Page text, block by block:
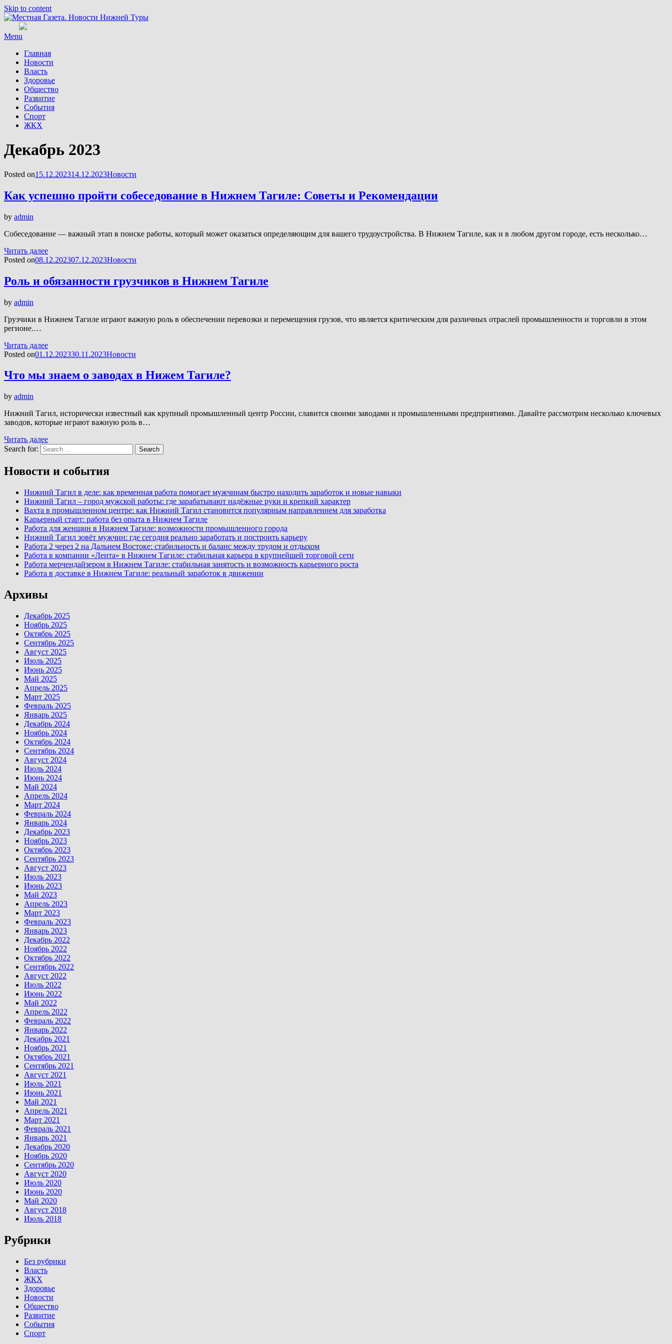
Skip to content
Menu
Главная
Новости
Власть
Здоровье
Общество
Развитие
События
Спорт
ЖКХ
Месяц
:
Декабрь 2023
Posted on15.12.202314.12.2023Новости
Как успешно пройти собеседование в Нижнем Тагиле: Советы и Рекомендации
by admin
Собеседование — важный этап в поиске работы, который может оказаться определяющим для вашего трудоустройства. В Нижнем Тагиле, как и в любом другом городе, есть несколько…
Читать далее
Posted on08.12.202307.12.2023Новости
Роль и обязанности грузчиков в Нижнем Тагиле
by admin
Грузчики в Нижнем Тагиле играют важную роль в обеспечении перевозки и перемещения грузов, что является критическим для различных отраслей промышленности и торговли в этом
регионе.…
Читать далее
Posted on01.12.202330.11.2023Новости
Что мы знаем о заводах в Нижем Тагиле?
by admin
Нижний Тагил, исторически известный как крупный промышленный центр России, славится своими заводами и промышленными предприятиями. Давайте рассмотрим несколько ключевых
заводов, которые играют важную роль в…
Читать далее
Search for:
Search
Новости и события
Нижний Тагил в деле: как временная работа помогает мужчинам быстро находить заработок и новые навыки
Нижний Тагил – город мужской работы: где зарабатывают надёжные руки и крепкий характер
Вахта в промышленном центре: как Нижний Тагил становится популярным направлением для заработка
Карьерный старт: работа без опыта в Нижнем Тагиле
Работа для женщин в Нижнем Тагиле: возможности промышленного города
Нижний Тагил зовёт мужчин: где сегодня реально заработать и построить карьеру
Работа 2 через 2 на Дальнем Востоке: стабильность и баланс между трудом и отдыхом
Работа в компании «Лента» в Нижнем Тагиле: стабильная карьера в крупнейшей торговой сети
Работа мерчендайзером в Нижнем Тагиле: стабильная занятость и возможность карьерного роста
Работа в доставке в Нижнем Тагиле: реальный заработок в движении
Архивы
Декабрь 2025
Ноябрь 2025
Октябрь 2025
Сентябрь 2025
Август 2025
Июль 2025
Июнь 2025
Май 2025
Апрель 2025
Март 2025
Февраль 2025
Январь 2025
Декабрь 2024
Ноябрь 2024
Октябрь 2024
Сентябрь 2024
Август 2024
Июль 2024
Июнь 2024
Май 2024
Апрель 2024
Март 2024
Февраль 2024
Январь 2024
Декабрь 2023
Ноябрь 2023
Октябрь 2023
Сентябрь 2023
Август 2023
Июль 2023
Июнь 2023
Май 2023
Апрель 2023
Март 2023
Февраль 2023
Январь 2023
Декабрь 2022
Ноябрь 2022
Октябрь 2022
Сентябрь 2022
Август 2022
Июль 2022
Июнь 2022
Май 2022
Апрель 2022
Февраль 2022
Январь 2022
Декабрь 2021
Ноябрь 2021
Октябрь 2021
Сентябрь 2021
Август 2021
Июль 2021
Июнь 2021
Май 2021
Апрель 2021
Март 2021
Февраль 2021
Январь 2021
Декабрь 2020
Ноябрь 2020
Сентябрь 2020
Август 2020
Июль 2020
Июнь 2020
Май 2020
Август 2018
Июль 2018
Рубрики
Без рубрики
Власть
ЖКХ
Здоровье
Новости
Общество
Развитие
События
Спорт